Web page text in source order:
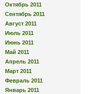
Октябрь 2011
Сентябрь 2011
Август 2011
Июль 2011
Июнь 2011
Май 2011
Апрель 2011
Март 2011
Февраль 2011
Январь 2011